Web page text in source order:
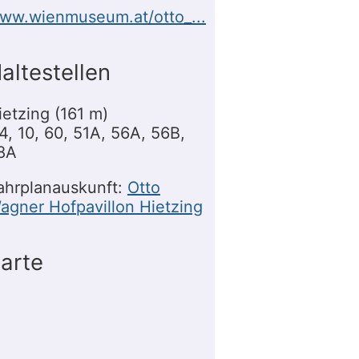
otto_...
(161 m)
10, 60, 51A, 56A, 56B,
Otto
Hofpavillon Hietzing